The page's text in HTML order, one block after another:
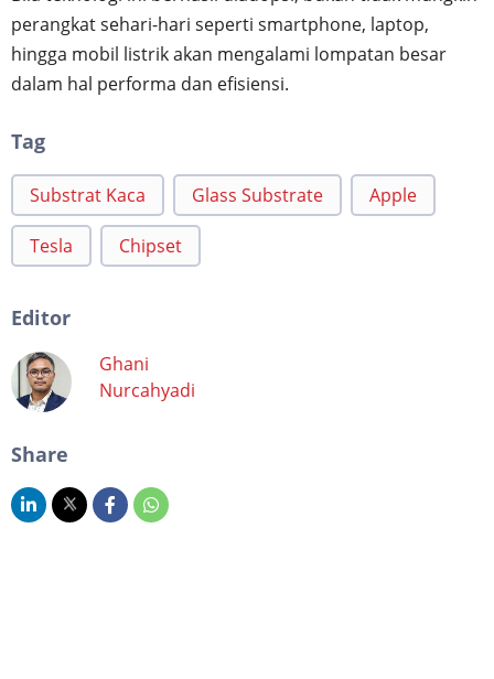
perangkat sehari-hari seperti smartphone, laptop,
hingga mobil listrik akan mengalami lompatan besar
dalam hal performa dan efisiensi.
Tag
Substrat Kaca Glass Substrate Apple
Tesla Chipset
Editor
Ghani
Nurcahyadi
Share